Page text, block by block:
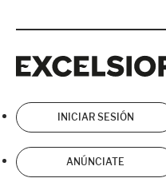
INICIAR SESIÓN
ANÚNCIATE